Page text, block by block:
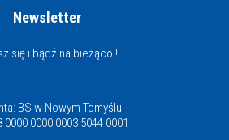
Newsletter
się i bądź na bieżąco !
BS w Nowym Tomyślu
0000 0000 0003 5044 0001